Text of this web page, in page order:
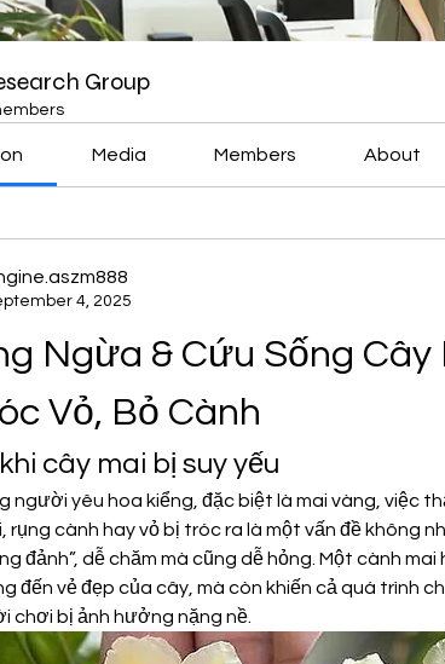
Group
Media Members About
4, 2025
Ngừa & Cứu Sống Cây
Vỏ, Bỏ Cành
cây mai bị suy yếu
người yêu hoa kiểng, đặc biệt là mai vàng, việc
rụng cành hay vỏ bị tróc ra là một vấn đề không
đảnh”, dễ chăm mà cũng dễ hỏng. Một cành
đến vẻ đẹp của cây, mà còn khiến cả quá trình
chơi bị ảnh hưởng nặng nề.